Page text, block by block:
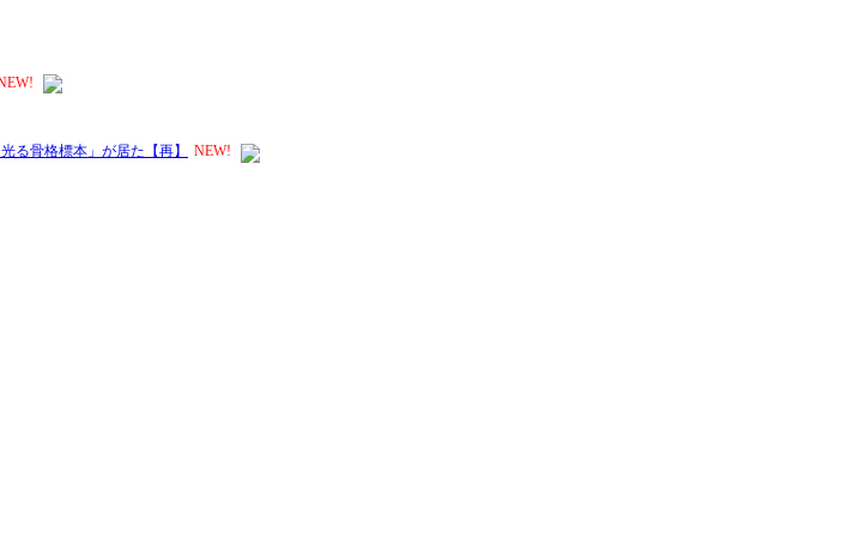
る骨格標本」が居た【再】
NEW!